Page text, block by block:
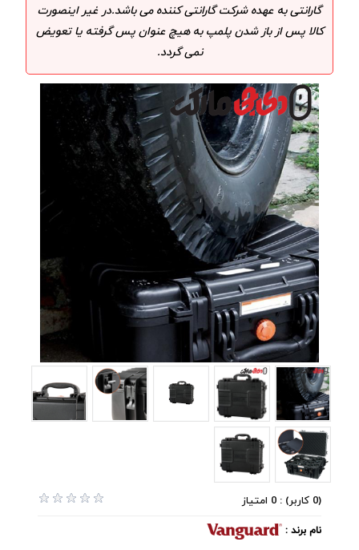
گارانتی به عهده شرکت گارانتی کننده می باشد.در غیر اینصورت
کالا پس از باز شدن پلمپ به هیچ عنوان پس گرفته یا تعویض
نمی گردد.
(0 کاربر) : 0 امتیاز
نام برند :